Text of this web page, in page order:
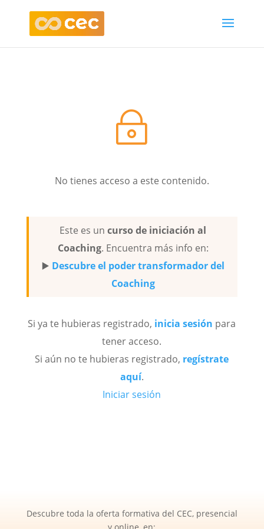
~
No tienes acceso a este contenido.
Este es uncurso de iniciación al
Coaching. Encuentra más info en:
▶️ Descubre el poder transformador del
Coaching
Si ya te hubieras registrado, inicia sesión para
tener acceso.
Si aún no te hubieras registrado, regístrate
aquí.
Iniciar sesión
Descubre toda la oferta formativa del CEC, presencial